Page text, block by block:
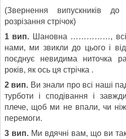
(Звернення випускників
розрізання стрічок)
1 вип. Шановна ……………, всі
нами, ми звикли до цього і
поєднує невидима ниточка
років, як ось ця стрічка .
2 вип. Ви знали про всі наші
турботи і сподівання і
плече, щоб ми не впали, чи
перемоги.
3 вип. Ми вдячні вам, що ви